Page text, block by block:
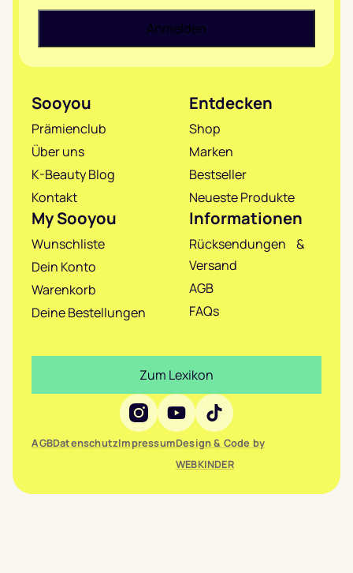
Sooyou
Prämienclub
Über uns
K-Beauty Blog
Kontakt
Entdecken
Shop
Marken
Bestseller
Neueste Produkte
My Sooyou
Wunschliste
Dein Konto
Warenkorb
Deine Bestellungen
Informationen
Rücksendungen &
Versand
AGB
FAQs
Social Media
AGBDatenschutzImpressumDesign & Code by
WEBKINDER
Zum Lexikon